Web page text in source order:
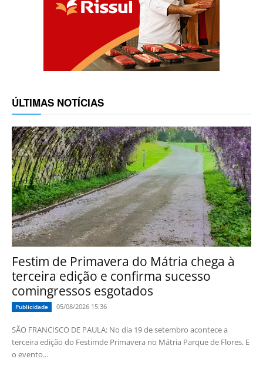
ÚLTIMAS NOTÍCIAS
Festim de Primavera do Mátria chega à
terceira edição e confirma sucesso
comingressos esgotados
Publicidade 05/08/2026 15:36
SÃO FRANCISCO DE PAULA: No dia 19 de setembro acontece a
terceira edição do Festimde Primavera no Mátria Parque de Flores. E
o evento...